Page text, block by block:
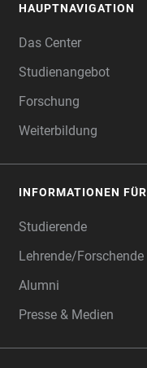
HAUPTNAVIGATION
Das Center
Studienangebot
Forschung
Weiterbildung
INFORMATIONEN FÜR
Studierende
Lehrende/Forschende
Alumni
Presse & Medien